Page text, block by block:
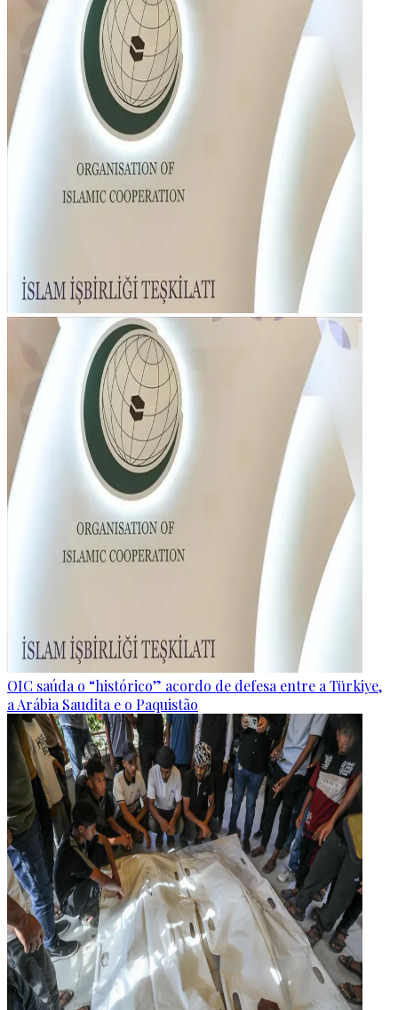
OIC saúda o “histórico” acordo de defesa entre a Türkiye,
a Arábia Saudita e o Paquistão